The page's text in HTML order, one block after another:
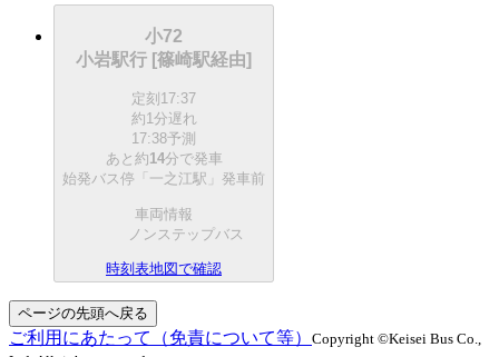
小72
小岩駅行 [篠崎駅経由]
定刻 17:37
約1分遅れ
17:38予測
あと約14分で発車
始発バス停「一之江駅」発車前
車両情報
ノンステップバス
時刻表地図で確認
ページの先頭へ戻る
ご利用にあたって（免責について等） Copyright ©Keisei Bus Co.,